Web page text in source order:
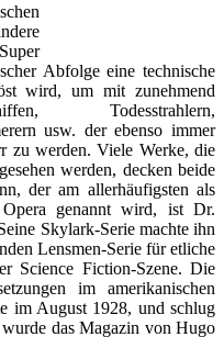
Abfolge eine technische
wird, um mit zunehmend
Todesstrahlern,
usw. der ebenso immer
zu werden. Viele Werke, die
werden, decken beide
der am allerhäufigsten als
Opera genannt wird, ist Dr.
Skylark-Serie machte ihn
Lensmen-Serie für etliche
Science Fiction-Szene. Die
im amerikanischen
im August 1928, und schlug
das Magazin von Hugo